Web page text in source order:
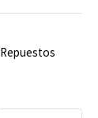
Repuestos